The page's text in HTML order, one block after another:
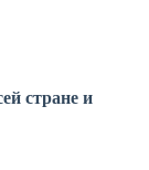
стране и